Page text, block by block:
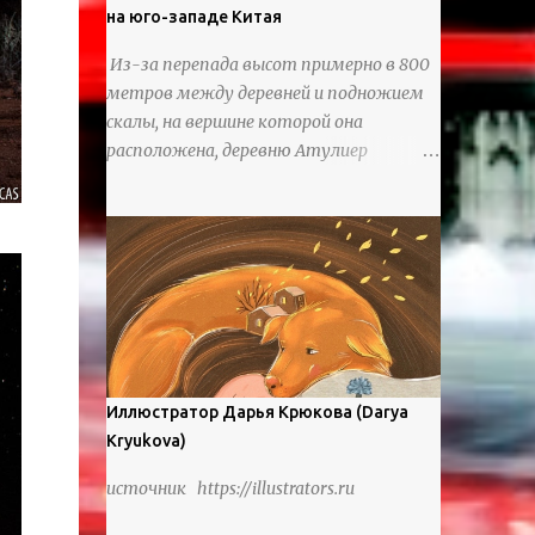
на юго-западе Китая
Из-за перепада высот примерно в 800
метров между деревней и подножием
скалы, на вершине которой она
расположена, деревню Атулиер
лестница из ротанга, по которой
жители деревни поднимаются и
спускаются на утес.В ноябре 2016 года
плетеные лестницы в деревне Клифф
были заменены стальными лестницами
с защитными перилами, и
передвижение детей и жителей деревни
было улучшено. Подъем от подножия
горы до вершины занимает до 4 часов.
мигрировали в деревню, поскольку
Иллюстратор Дарья Крюкова (Darya
Kryukova)
источник https://illustrators.ru